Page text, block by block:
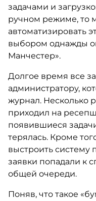
задачами и
ручном режиме, то
автоматизировать
выбором однажды
Манчестер».
Долгое время все
администратору,
журнал. Несколько
приходил на
появившиеся
терялась. Кроме
выстроить систему
заявки попадали к
общей очереди.
Поняв, что такое